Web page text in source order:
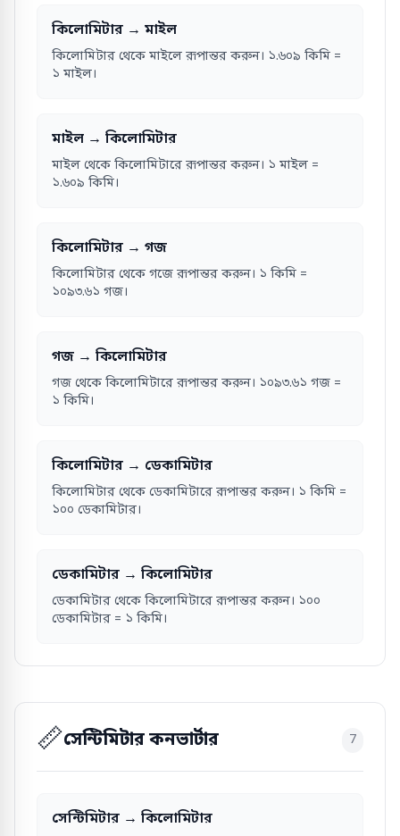
কিলোমিটার → মাইল
কিলোমিটার থেকে মাইলে রূপান্তর করুন। ১.৬০৯ কিমি =
১ মাইল।
মাইল → কিলোমিটার
মাইল থেকে কিলোমিটারে রূপান্তর করুন। ১ মাইল =
১.৬০৯ কিমি।
কিলোমিটার → গজ
কিলোমিটার থেকে গজে রূপান্তর করুন। ১ কিমি =
১০৯৩.৬১ গজ।
গজ → কিলোমিটার
গজ থেকে কিলোমিটারে রূপান্তর করুন। ১০৯৩.৬১ গজ =
১ কিমি।
কিলোমিটার → ডেকামিটার
কিলোমিটার থেকে ডেকামিটারে রূপান্তর করুন। ১ কিমি =
১০০ ডেকামিটার।
ডেকামিটার → কিলোমিটার
ডেকামিটার থেকে কিলোমিটারে রূপান্তর করুন। ১০০
ডেকামিটার = ১ কিমি।
📏সেন্টিমিটার কনভার্টার 7
সেন্টিমিটার → কিলোমিটার